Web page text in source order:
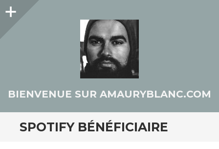
Colonne
BIENVENUE SUR AMAURYBLANC.COM
SPOTIFY BÉNÉFICIAIRE